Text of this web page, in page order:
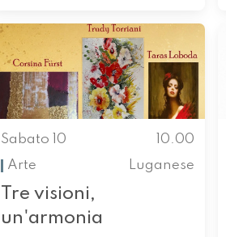
Sabato 10
10.00
Arte
Luganese
Tre visioni,
un'armonia